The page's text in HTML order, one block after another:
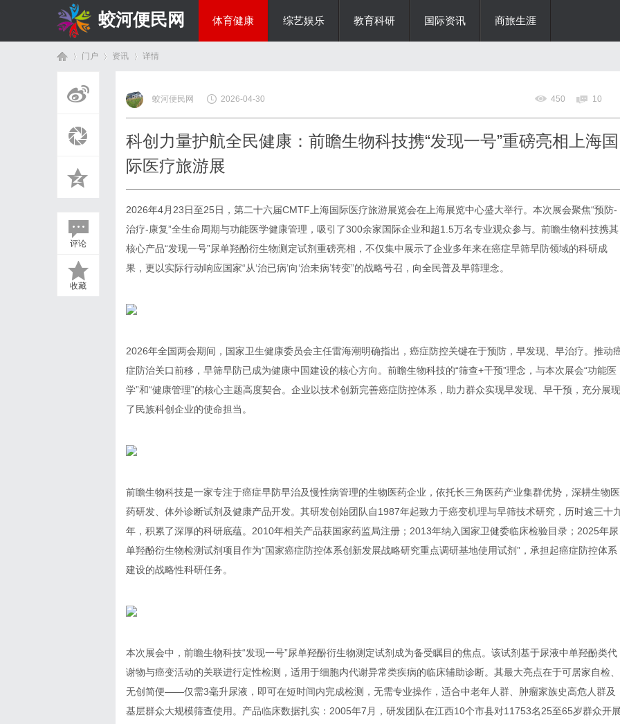
蛟河便民网 体育健康 综艺娱乐 教育科研 国际资讯 商旅生涯
门户 资讯
›
详情
评论
收藏
蛟河便民网 2026-04-30 450 10
科创力量护航全民健康：前瞻生物科技携“发现一号”重磅亮相上海国
际医疗旅游展
2026年4月23日至25日，第二十六届CMTF上海国际医疗旅游展览会在上海展览中心盛大举行。本次展会聚焦“预防-
治疗-康复”全生命周期与功能医学健康管理，吸引了300余家国际企业和超1.5万名专业观众参与。前瞻生物科技携其
核心产品“发现一号”尿单羟酚衍生物测定试剂重磅亮相，不仅集中展示了企业多年来在癌症早筛早防领域的科研成
果，更以实际行动响应国家“从‘治已病’向‘治未病’转变”的战略号召，向全民普及早筛理念。
2026年全国两会期间，国家卫生健康委员会主任雷海潮明确指出，癌症防控关键在于预防，早发现、早治疗。推动
症防治关口前移，早筛早防已成为健康中国建设的核心方向。前瞻生物科技的“筛查+干预”理念，与本次展会“功能医
学”和“健康管理”的核心主题高度契合。企业以技术创新完善癌症防控体系，助力群众实现早发现、早干预，充分展现
了民族科创企业的使命担当。
前瞻生物科技是一家专注于癌症早防早治及慢性病管理的生物医药企业，依托长三角医药产业集群优势，深耕生物医
药研发、体外诊断试剂及健康产品开发。其研发创始团队自1987年起致力于癌变机理与早筛技术研究，历时逾三十
年，积累了深厚的科研底蕴。2010年相关产品获国家药监局注册；2013年纳入国家卫健委临床检验目录；2025年尿
单羟酚衍生物检测试剂项目作为”国家癌症防控体系创新发展战略研究重点调研基地使用试剂”，承担起癌症防控体系
建设的战略性科研任务。
本次展会中，前瞻生物科技“发现一号”尿单羟酚衍生物测定试剂成为备受瞩目的焦点。该试剂基于尿液中单羟酚类代
谢物与癌变活动的关联进行定性检测，适用于细胞内代谢异常类疾病的临床辅助诊断。其最大亮点在于可居家自检、
无创简便——仅需3毫升尿液，即可在短时间内完成检测，无需专业操作，适合中老年人群、肿瘤家族史高危人群及
基层群众大规模筛查使用。产品临床数据扎实：2005年7月，研发团队在江西10个市县对11753名25至65岁群众开